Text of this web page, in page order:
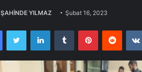
ŞAHİNDE YILMAZ Şubat 16, 2023
FacebookTwitter LinkedInTumblr PinterestReddit